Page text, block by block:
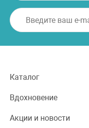
Каталог
Вдохновение
Акции и новости